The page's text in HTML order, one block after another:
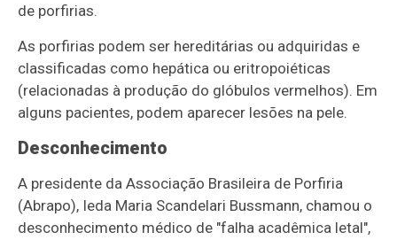
de porfirias.
As porfirias podem ser hereditárias ou adquiridas e
classificadas como hepática ou eritropoiéticas
(relacionadas à produção do glóbulos vermelhos). Em
alguns pacientes, podem aparecer lesões na pele.
Desconhecimento
A presidente da Associação Brasileira de Porfiria
(Abrapo), Ieda Maria Scandelari Bussmann, chamou o
desconhecimento médico de "falha acadêmica letal",